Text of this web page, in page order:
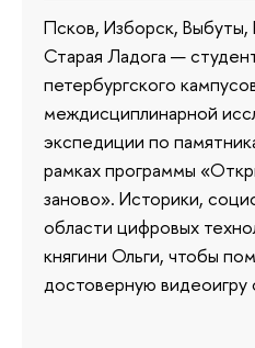
Псков, Изборск,
Старая Ладога —
петербургского
междисциплинарной
экспедиции по
рамках программы
заново». Историки,
области цифровых
княгини Ольги, чтобы
достоверную видеоигру